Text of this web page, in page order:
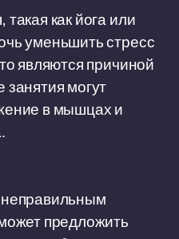
как йога или
уменьшить стресс
являются причиной
могут
в мышцах и
предложить